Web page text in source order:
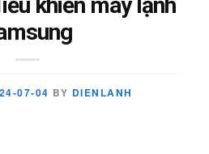
07-04 BY DIENLANH